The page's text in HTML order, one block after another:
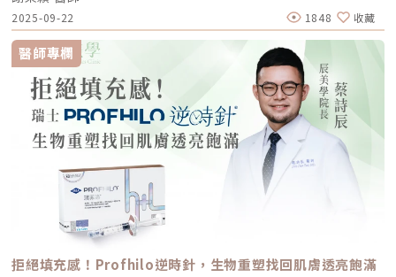
爪前額拉提02:36 中臉隆鼻分析 : 結構式隆鼻合併貴族手術03:58 下臉唇巴
分析 : 微笑嘴角+嘴扁肉拉提04:43 華麗買家秀05:25 五星好評分享
⭐⭐⭐⭐⭐▸▸歡迎合作洽談：followheart.marketing@gmail.com◂◂依心唯
美整形外科診所地址｜台北市信義區基隆路二段15號2樓電話｜（02）
2345-6777官方網站｜https://www.followheart.com.tw/官方諮詢｜
https://follow-heart.com/line臉書粉專｜https://follow-
heart.com/case_fbIG追起來｜https://follow-
heart.com/case_igWeChat ID｜Dr_followheart
2025-09-22 1848 收藏
醫師專欄
拒絕填充感！Profhilo逆時針，生物重塑找回肌膚透亮飽滿